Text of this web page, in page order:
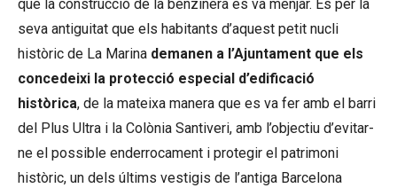
que la construcció de la benzinera es va menjar. És per la
seva antiguitat que els habitants d’aquest petit nucli
històric de La Marina demanen a l’Ajuntament que els
concedeixi la protecció especial d’edificació
històrica, de la mateixa manera que es va fer amb el barri
del Plus Ultra i la Colònia Santiveri, amb l’objectiu d’evitar-
ne el possible enderrocament i protegir el patrimoni
històric, un dels últims vestigis de l’antiga Barcelona